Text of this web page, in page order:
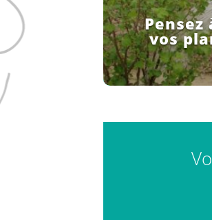
Pensez
vos